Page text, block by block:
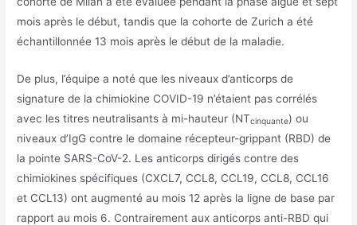
mois après le début, tandis que la cohorte de Zurich a été
échantillonnée 13 mois après le début de la maladie.
De plus, l’équipe a noté que les niveaux d’anticorps de
signature de la chimiokine COVID-19 n’étaient pas corrélés
avec les titres neutralisants à mi-hauteur (NTcinquante) ou
niveaux d’IgG contre le domaine récepteur-grippant (RBD) de
la pointe SARS-CoV-2. Les anticorps dirigés contre des
chimiokines spécifiques (CXCL7, CCL8, CCL19, CCL8, CCL16
et CCL13) ont augmenté au mois 12 après la ligne de base par
rapport au mois 6. Contrairement aux anticorps anti-RBD qui